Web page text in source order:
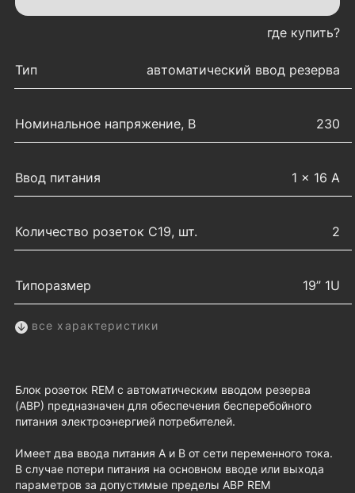
где купить?
Тип
автоматический ввод резерва
Номинальное напряжение, В 230
Ввод питания 1 × 16 А
Количество розеток C19, шт. 2
Типоразмер 19” 1U
все характеристики
Блок розеток REM с автоматическим вводом резерва
(АВР) предназначен для обеспечения бесперебойного
питания электроэнергией потребителей.
Имеет два ввода питания А и B от сети переменного тока.
В случае потери питания на основном вводе или выхода
параметров за допустимые пределы АВР REM